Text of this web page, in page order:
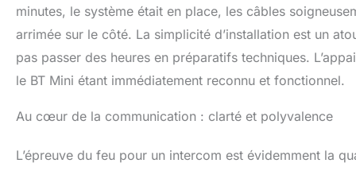
AVANCÉES :
durée. Il offre
avec des
conditions
technologie
fil, Midland
minutes, le système était en place, les câbles
arrimée sur le côté. La simplicité d’installation est un
pas passer des heures en préparatifs techniques.
le BT Mini étant immédiatement reconnu et fonctionnel.
Au cœur de la communication : clarté et polyvalence
L’épreuve du feu pour un intercom est évidemment la